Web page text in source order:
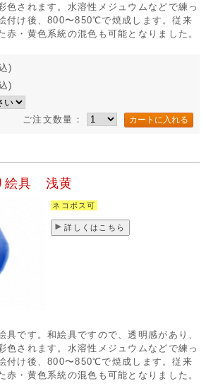
色されます。水溶性メジュウムなどで練っ
付け後、800〜850℃で焼成します。従来
赤・黄色系統の混色も可能となりました。
)
)
ご注文数量：
絵具 浅黄
ネコポス可
詳しくはこちら
具です。和絵具ですので、透明感があり、
色されます。水溶性メジュウムなどで練っ
付け後、800〜850℃で焼成します。従来
赤・黄色系統の混色も可能となりました。